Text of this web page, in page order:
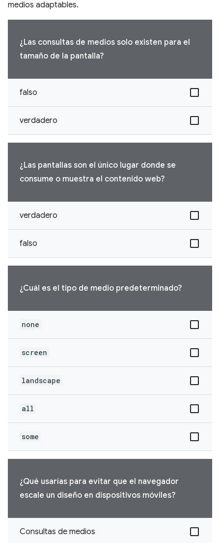
medios adaptables.
¿Las consultas de medios solo existen para el
tamaño de la pantalla?
falso
verdadero
¿Las pantallas son el único lugar donde se
consume o muestra el contenido web?
verdadero
falso
¿Cuál es el tipo de medio predeterminado?
none
screen
landscape
all
some
¿Qué usarías para evitar que el navegador
escale un diseño en dispositivos móviles?
Consultas de medios